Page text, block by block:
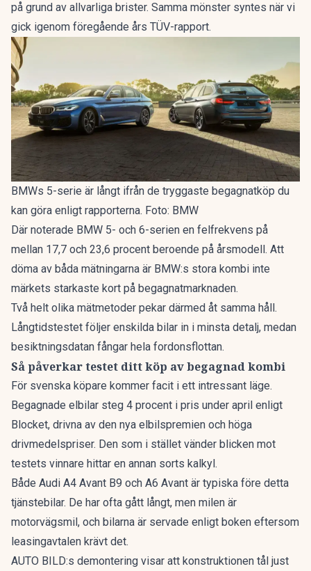
på grund av allvarliga brister. Samma mönster syntes när vi
gick igenom föregående års TÜV-rapport.
BMWs 5-serie är långt ifrån de tryggaste begagnatköp du
kan göra enligt rapporterna. Foto: BMW
Där noterade BMW 5- och 6-serien en felfrekvens på
mellan 17,7 och 23,6 procent beroende på årsmodell. Att
döma av båda mätningarna är BMW:s stora kombi inte
märkets starkaste kort på begagnatmarknaden.
Två helt olika mätmetoder pekar därmed åt samma håll.
Långtidstestet följer enskilda bilar in i minsta detalj, medan
besiktningsdatan fångar hela fordonsflottan.
Så påverkar testet ditt köp av begagnad kombi
För svenska köpare kommer facit i ett intressant läge.
Begagnade elbilar steg 4 procent i pris under april enligt
Blocket, drivna av den nya elbilspremien och höga
drivmedelspriser. Den som i stället vänder blicken mot
testets vinnare hittar en annan sorts kalkyl.
Både Audi A4 Avant B9 och A6 Avant är typiska före detta
tjänstebilar. De har ofta gått långt, men milen är
motorvägsmil, och bilarna är servade enligt boken eftersom
leasingavtalen krävt det.
AUTO BILD:s demontering visar att konstruktionen tål just